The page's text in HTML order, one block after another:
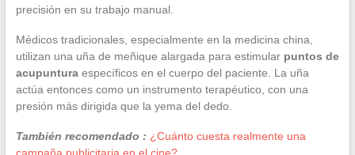
precisión en su trabajo manual.
Médicos tradicionales, especialmente en la medicina china,
utilizan una uña de meñique alargada para estimular puntos de
acupunturaespecíficos en el cuerpo del paciente. La uña
actúa entonces como un instrumento terapéutico, con una
presión más dirigida que la yema del dedo.
También recomendado : ¿Cuánto cuesta realmente una